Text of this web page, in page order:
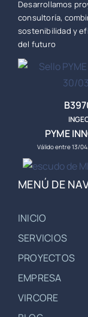
Desarrollamos
consultoría,
sostenibilidad y
del futuro
PYME
Válido entre 13/
MENÚ DE
INICIO
SERVICIOS
PROYECTOS
EMPRESA
VIRCORE